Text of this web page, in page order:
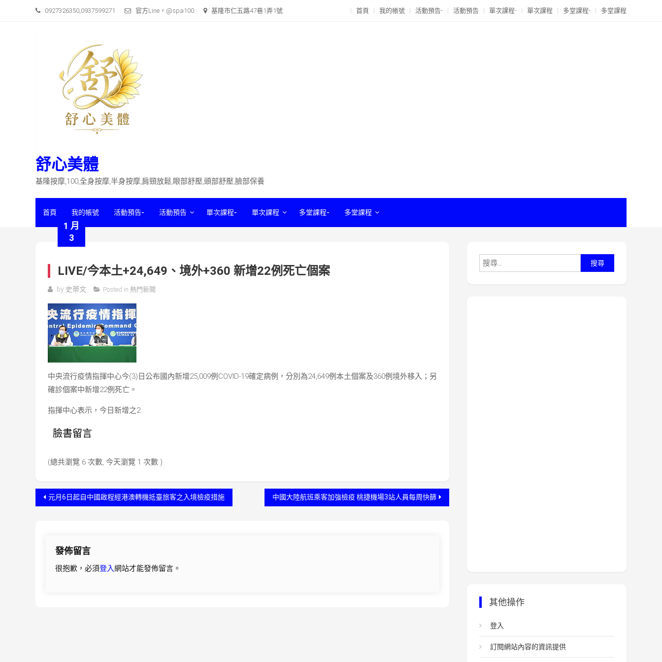
0927326350,0937599271 官方Line，@spa100 基隆市仁五路47巷1弄1號 首頁 我的帳號 活動預告- 活動預告 單次課程- 單次課程 多堂課程- 多堂課程
舒心美體
基隆按摩,100,全身按摩,半身按摩,肩頸放鬆,眼部舒壓,頭部舒壓,臉部保養
首頁 我的帳號 活動預告- 活動預告 單次課程- 單次課程 多堂課程- 多堂課程
1 月
3
LIVE/今本土+24,649、境外+360 新增22例死亡個案
by 史蒂文 Posted in 熱門新聞
中央流行疫情指揮中心今(3)日公布國內新增25,009例COVID-19確定病例，分別為24,649例本土個案及360例境外移入；另
確診個案中新增22例死亡。
指揮中心表示，今日新增之2
臉書留言
(總共瀏覽 6 次數, 今天瀏覽 1 次數 )
文元月6日起自中國啟程經港澳轉機抵臺旅客之入境檢疫措施 中國大陸航班乘客加強檢疫 桃捷機場3站人員每周快篩
發佈留言
很抱歉，必須登入網站才能發佈留言。
尋
其他操作
登入
訂閱網站內容的資訊提供